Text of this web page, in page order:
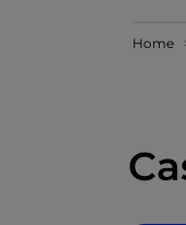
Home